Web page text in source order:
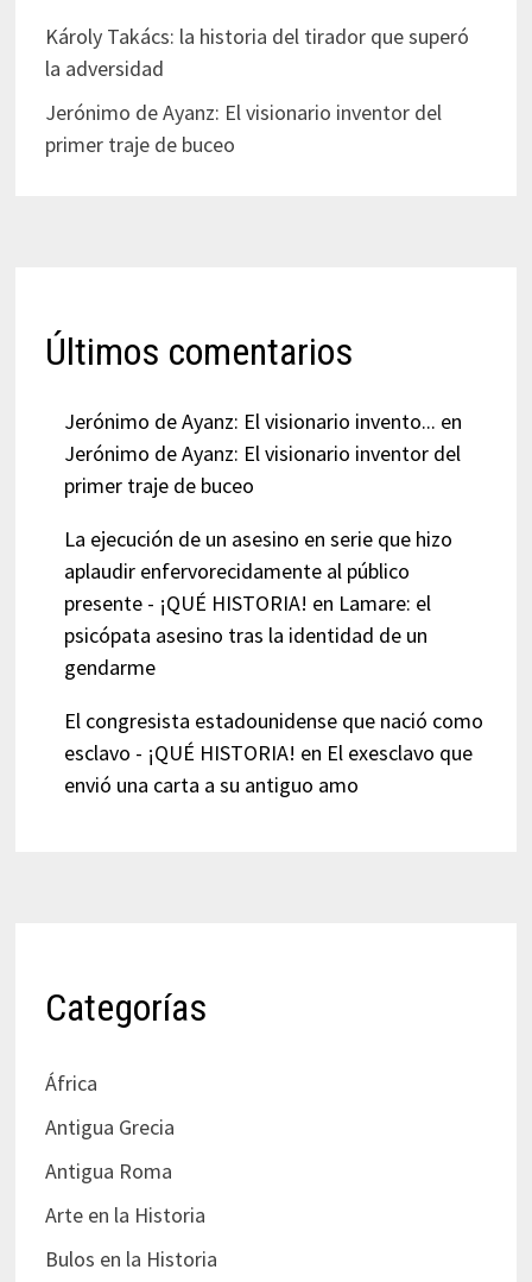
Károly Takács: la historia del tirador que superó
la adversidad
Jerónimo de Ayanz: El visionario inventor del
primer traje de buceo
Últimos comentarios
Jerónimo de Ayanz: El visionario invento... en
Jerónimo de Ayanz: El visionario inventor del
primer traje de buceo
La ejecución de un asesino en serie que hizo
aplaudir enfervorecidamente al público
presente - ¡QUÉ HISTORIA! en Lamare: el
psicópata asesino tras la identidad de un
gendarme
El congresista estadounidense que nació como
esclavo - ¡QUÉ HISTORIA! en El exesclavo que
envió una carta a su antiguo amo
Categorías
África
Antigua Grecia
Antigua Roma
Arte en la Historia
Bulos en la Historia